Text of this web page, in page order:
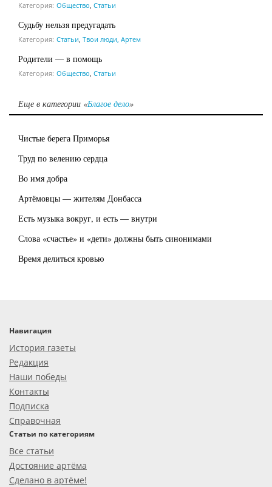
Категория: Общество, Статьи
Судьбу нельзя предугадать
Категория: Статьи, Твои люди, Артем
Родители — в помощь
Категория: Общество, Статьи
Еще в категории «Благое дело»
Чистые берега Приморья
Труд по велению сердца
Во имя добра
Артёмовцы — жителям Донбасса
Есть музыка вокруг, и есть — внутри
Слова «счастье» и «дети» должны быть синонимами
Время делиться кровью
Навигация
История газеты
Редакция
Наши победы
Контакты
Подписка
Справочная
Статьи по категориям
Все статьи
Достояние артёма
Сделано в артёме!